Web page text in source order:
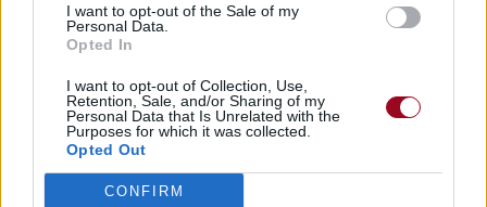
I want to opt-out of the Sale of my
Personal Data.
Opted In
I want to opt-out of Collection, Use,
Retention, Sale, and/or Sharing of my
Personal Data that Is Unrelated with the
Purposes for which it was collected.
Opted Out
CONFIRM